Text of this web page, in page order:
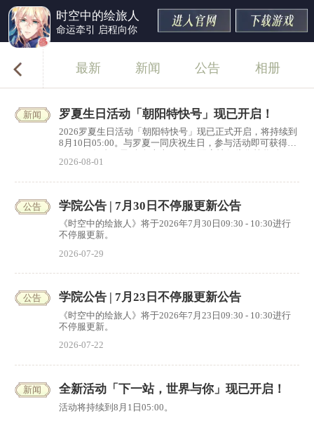
时空中的绘旅人
命运牵引 启程向你
最新 新闻 公告 相册
新闻 罗夏生日活动「朝阳特快号」现已开启！
2026罗夏生日活动「朝阳特快号」现已正式开启，将持续到
8月10日05:00。与罗夏一同庆祝生日，参与活动即可获得
2026-08-01
公告 学院公告 | 7月30日不停服更新公告
《时空中的绘旅人》将于2026年7月30日09:30 - 10:30进行
不停服更新。
2026-07-29
公告 学院公告 | 7月23日不停服更新公告
《时空中的绘旅人》将于2026年7月23日09:30 - 10:30进行
不停服更新。
2026-07-22
新闻 全新活动「下一站，世界与你」现已开启！
活动将持续到8月1日05:00。